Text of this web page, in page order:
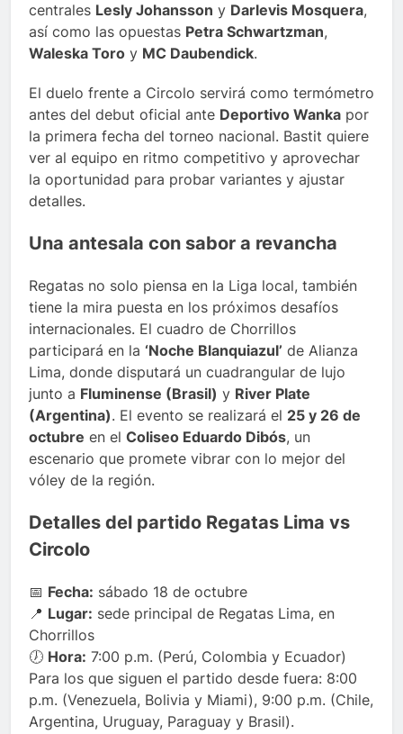
centrales Lesly Johansson y Darlevis Mosquera,
así como las opuestas Petra Schwartzman,
Waleska Toro y MC Daubendick.
El duelo frente a Circolo servirá como termómetro
antes del debut oficial ante Deportivo Wanka por
la primera fecha del torneo nacional. Bastit quiere
ver al equipo en ritmo competitivo y aprovechar
la oportunidad para probar variantes y ajustar
detalles.
Una antesala con sabor a revancha
Regatas no solo piensa en la Liga local, también
tiene la mira puesta en los próximos desafíos
internacionales. El cuadro de Chorrillos
participará en la ‘Noche Blanquiazul’ de Alianza
Lima, donde disputará un cuadrangular de lujo
junto a Fluminense (Brasil) y River Plate
(Argentina). El evento se realizará el 25 y 26 de
octubre en el Coliseo Eduardo Dibós, un
escenario que promete vibrar con lo mejor del
vóley de la región.
Detalles del partido Regatas Lima vs
Circolo
📅 Fecha: sábado 18 de octubre
📍 Lugar: sede principal de Regatas Lima, en
Chorrillos
🕖 Hora: 7:00 p.m. (Perú, Colombia y Ecuador)
Para los que siguen el partido desde fuera: 8:00
p.m. (Venezuela, Bolivia y Miami), 9:00 p.m. (Chile,
Argentina, Uruguay, Paraguay y Brasil).